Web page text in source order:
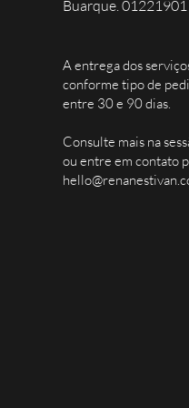
Buarque. 01221901
A entrega dos
conforme tipo de
entre 30 e 90 dias.
Consulte mais na
ou entre em contato